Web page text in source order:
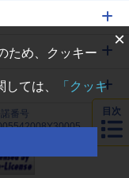
番号
目次
×
ため、クッキー
ては、
「クッキ